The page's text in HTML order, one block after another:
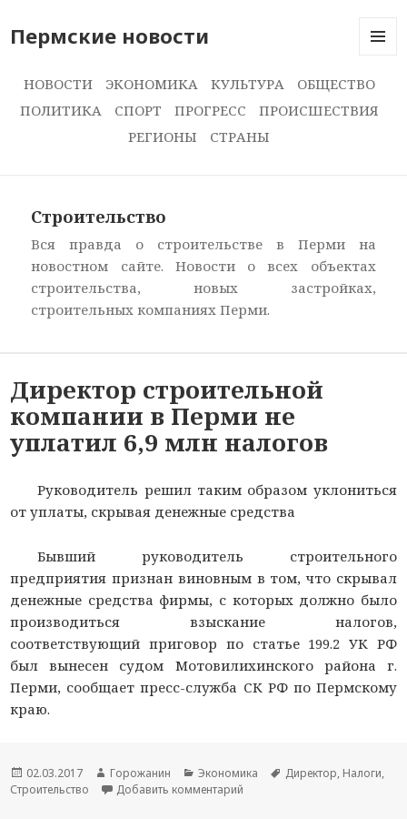
Пермские новости
И
НОВОСТИ ЭКОНОМИКА КУЛЬТУРА
ОБЩЕСТВО
ПОЛИТИКА
СПОРТ ПРОГРЕСС
ПРОИСШЕСТВИЯ
РЕГИОНЫ
СТРАНЫ
Строительство
Вся правда о строительстве в Перми на
новостном сайте. Новости о всех объектах
строительства, новых застройках,
строительных компаниях Перми.
Директор строительной
компании в Перми не
уплатил 6,9 млн налогов
Руководитель решил таким образом уклониться
от уплаты, скрывая денежные средства
Бывший руководитель строительного
предприятия признан виновным в том, что скрывал
денежные средства фирмы, с которых должно было
производиться взыскание налогов,
соответствующий приговор по статье 199.2 УК РФ
был вынесен судом Мотовилихинского района г.
Перми, сообщает пресс-служба СК РФ по Пермскому
краю.
Новость
опубликована
02.03.2017
Автор
новости
Горожанин
Раздел
новостей
Экономика
Тема
Директор, Налоги,
Строительство
Добавить комментарий